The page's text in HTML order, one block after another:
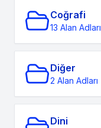
Coğrafi
13 Alan Adları
Diğer
2 Alan Adları
Dini